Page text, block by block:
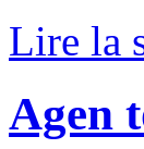
Lire la
Agen